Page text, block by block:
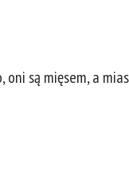
są mięsem, a